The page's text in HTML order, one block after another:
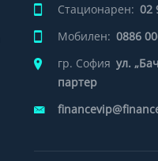
Стационарен: 02
Мобилен: 0886
гр. София ул.
партер